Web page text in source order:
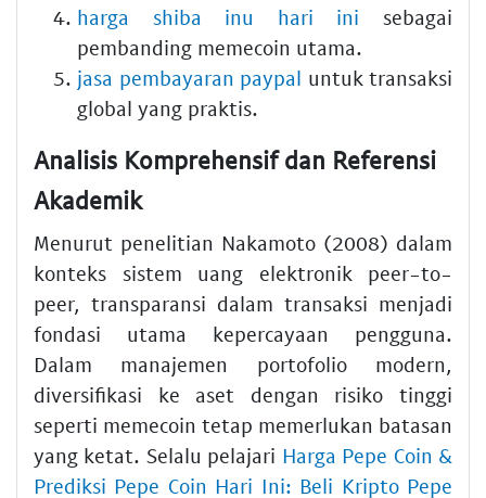
harga shiba inu hari ini sebagai
pembanding memecoin utama.
jasa pembayaran paypal untuk transaksi
global yang praktis.
Analisis Komprehensif dan Referensi
Akademik
Menurut penelitian Nakamoto (2008) dalam
konteks sistem uang elektronik peer-to-
peer, transparansi dalam transaksi menjadi
fondasi utama kepercayaan pengguna.
Dalam manajemen portofolio modern,
diversifikasi ke aset dengan risiko tinggi
seperti memecoin tetap memerlukan batasan
yang ketat. Selalu pelajari Harga Pepe Coin &
Prediksi Pepe Coin Hari Ini: Beli Kripto Pepe